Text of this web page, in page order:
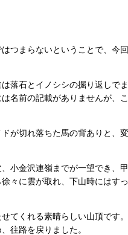
つまらないということで、今
落石とイノシシの掘り返しで
名前の記載がありませんが、
切れ落ちた馬の背ありと、
小金沢連嶺までが一望でき、
々に雲が取れ、下山時にはす
てくれる素晴らしい山頂です
往路を戻りました。